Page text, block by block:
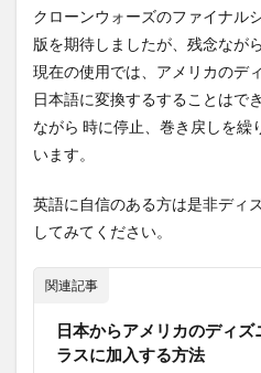
クローンウォーズのファイナル
版を期待しましたが、残念なが
現在の使用では、アメリカのデ
日本語に変換するすることはで
ながら 時に停止、巻き戻しを繰
います。
英語に自信のある方は是非ディ
してみてください。
関連記事
日本からアメリカのディズ
ラスに加入する方法